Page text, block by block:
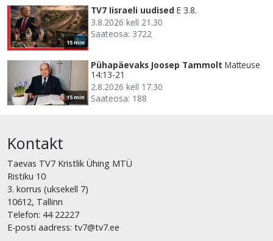
15 min
TV7 Iisraeli uudised E 3.8.
3.8.2026 kell 21.30
Saateosa: 3722
15 min
Pühapäevaks Joosep Tammolt Matteuse
14:13-21
2.8.2026 kell 17.30
Saateosa: 188
Kontakt
Taevas TV7 Kristlik Ühing MTÜ
Ristiku 10
3. korrus (uksekell 7)
10612, Tallinn
Telefon: 44 22227
E-posti aadress: tv7@tv7.ee